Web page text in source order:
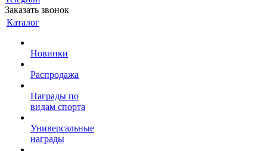
Заказать звонок
Каталог
Новинки
Распродажа
Награды по
видам спорта
Универсальные
награды